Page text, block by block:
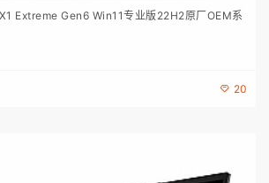
Extreme Gen6 Win11专业版22H2原厂OEM系
20